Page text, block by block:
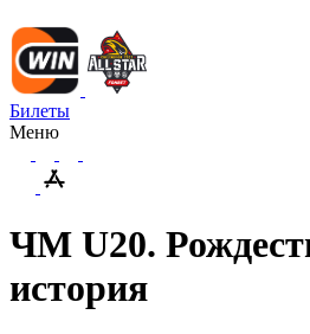
Билеты
Меню
ЧМ U20.
история